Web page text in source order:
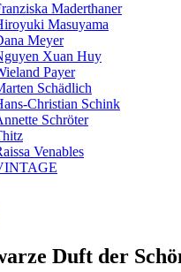
Maderthaner
Masuyama
Meyer
Xuan Huy
Payer
Schädlich
Christian Schink
Schröter
Venables
Duft der